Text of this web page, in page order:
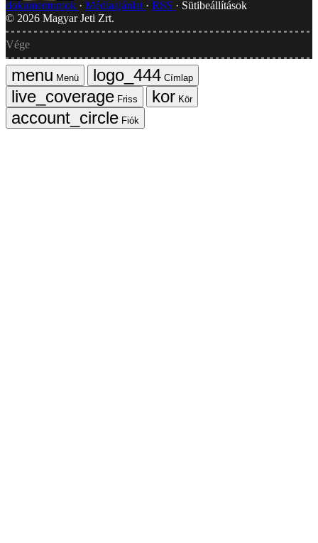
dokumentumok Médiaajánlat RSS
Sütibeállítások
© 2026 Magyar Jeti Zrt.
Vége
Menü
Címlap
Friss
Kör
Fiók